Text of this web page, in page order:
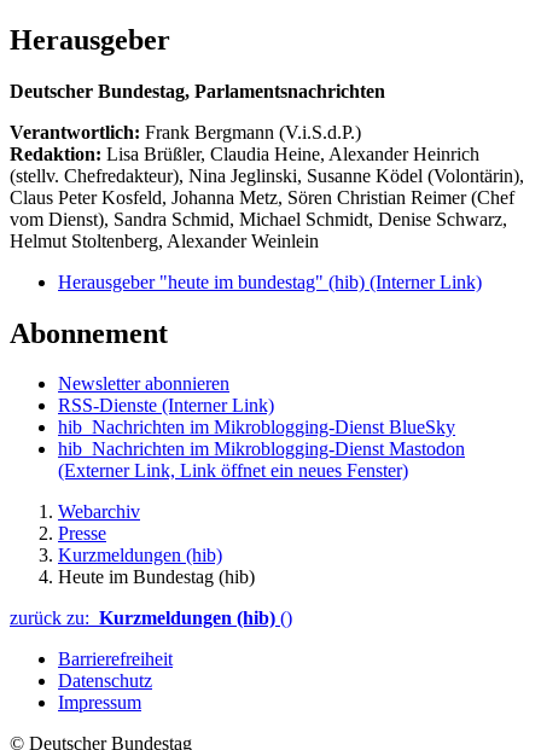
Herausgeber
Deutscher Bundestag, Parlamentsnachrichten
Verantwortlich: Frank Bergmann (V.i.S.d.P.)
Redaktion: Lisa Brüßler, Claudia Heine, Alexander Heinrich
(stellv. Chefredakteur), Nina Jeglinski, Susanne Ködel (Volontärin),
Claus Peter Kosfeld, Johanna Metz, Sören Christian Reimer (Chef
vom Dienst), Sandra Schmid, Michael Schmidt, Denise Schwarz,
Helmut Stoltenberg, Alexander Weinlein
Herausgeber "heute im bundestag" (hib) (Interner Link)
Abonnement
Newsletter abonnieren
RSS-Dienste (Interner Link)
hib_Nachrichten im Mikroblogging-Dienst BlueSky
hib_Nachrichten im Mikroblogging-Dienst Mastodon
(Externer Link, Link öffnet ein neues Fenster)
Webarchiv
Presse
Kurzmeldungen (hib)
Heute im Bundestag (hib)
zurück zu: Kurzmeldungen (hib) ()
Barrierefreiheit
Datenschutz
Impressum
© Deutscher Bundestag